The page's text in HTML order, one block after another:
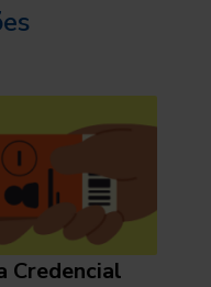
Credencial